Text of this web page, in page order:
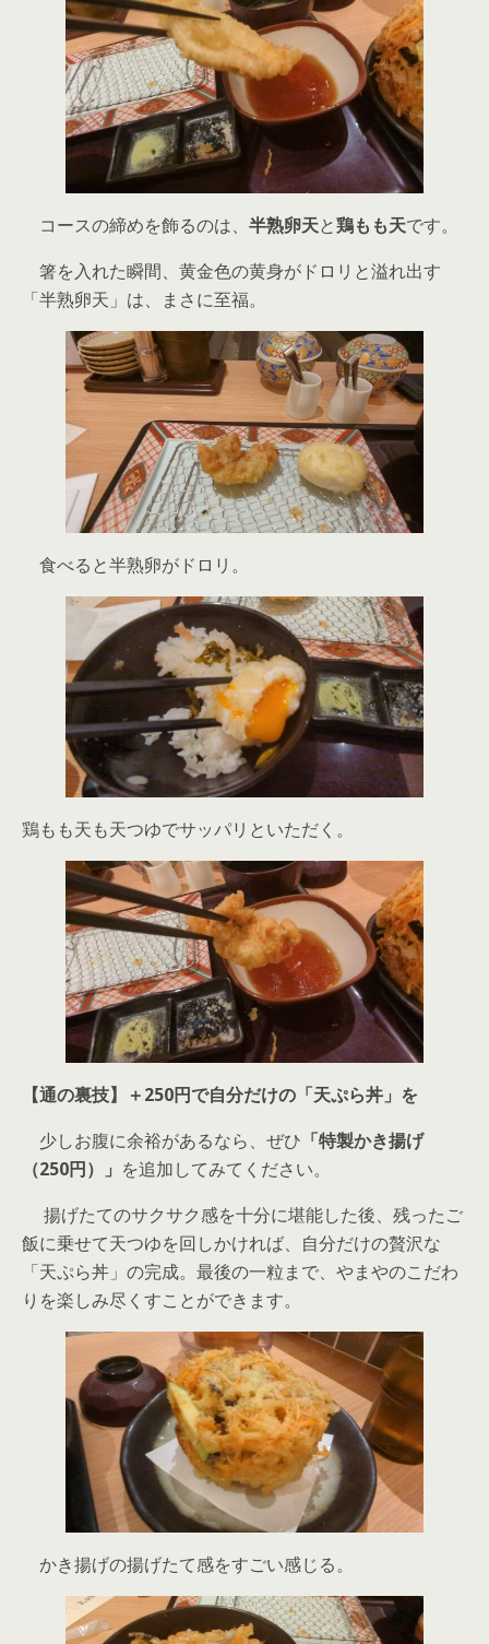
コースの締めを飾るのは、 半熟卵天と鶏もも天です。
箸を入れた瞬間、黄金色の黄身がドロリと溢れ出す
「半熟卵天」は、まさに至福。
食べると半熟卵がドロリ。
鶏もも天も天つゆでサッパリといただく。
【通の裏技】＋250円で自分だけの「天ぷら丼」を
少しお腹に余裕があるなら、ぜひ 「特製かき揚げ
（250円）」 を追加してみてください。
揚げたてのサクサク感を十分に堪能した後、残ったご
飯に乗せて天つゆを回しかければ、自分だけの贅沢な
「天ぷら丼」の完成。最後の一粒まで、やまやのこだわ
りを楽しみ尽くすことができます。
かき揚げの揚げたて感をすごい感じる。